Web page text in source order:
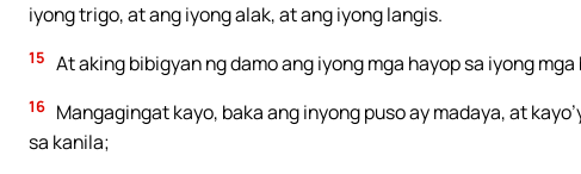
iyong trigo, at ang iyong alak, at ang iyong langis.
15 At aking bibigyan ng damo ang iyong mga hayop sa iyong
16 Mangagingat kayo, baka ang inyong puso ay madaya, at
sa kanila;